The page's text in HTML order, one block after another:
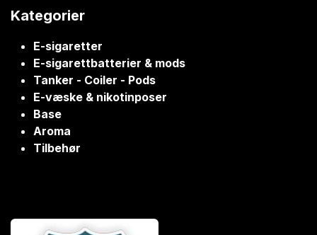
Kategorier
E-sigaretter
E-sigarettbatterier & mods
Tanker - Coiler - Pods
E-væske & nikotinposer
Base
Aroma
Tilbehør